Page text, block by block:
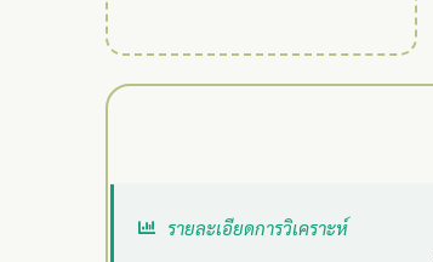
รายละเอียดการวิเคราะห์